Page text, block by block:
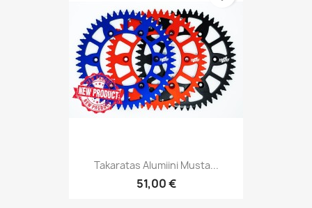
Takaratas Alumiini Musta...
51,00 €